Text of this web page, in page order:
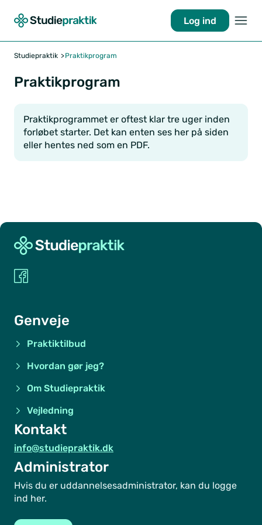
Log ind
Studiepraktik Praktikprogram
Praktikprogram
Praktikprogrammet er oftest klar tre uger inden
forløbet starter. Det kan enten ses her på siden
eller hentes ned som en PDF.
Genveje
Praktiktilbud
Hvordan gør jeg?
Om Studiepraktik
Vejledning
Kontakt
info@studiepraktik.dk
Administrator
Hvis du er uddannelsesadministrator, kan du logge
ind her.